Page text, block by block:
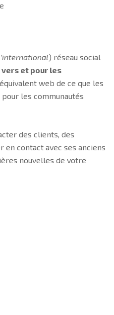
) réseau social
et pour les
web de ce que les
les communautés
des clients, des
contact avec ses anciens
nouvelles de votre